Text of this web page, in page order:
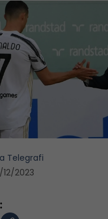
Telegrafi
2023